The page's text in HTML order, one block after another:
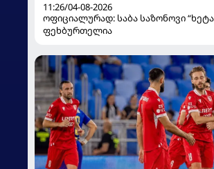
11:26/04-08-2026
ოფიციალურად: საბა საზონოვი
ფეხბურთელია